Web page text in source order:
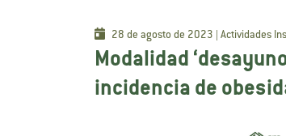
28 de agosto de 2023 | Actividades
Modalidad
incidencia de